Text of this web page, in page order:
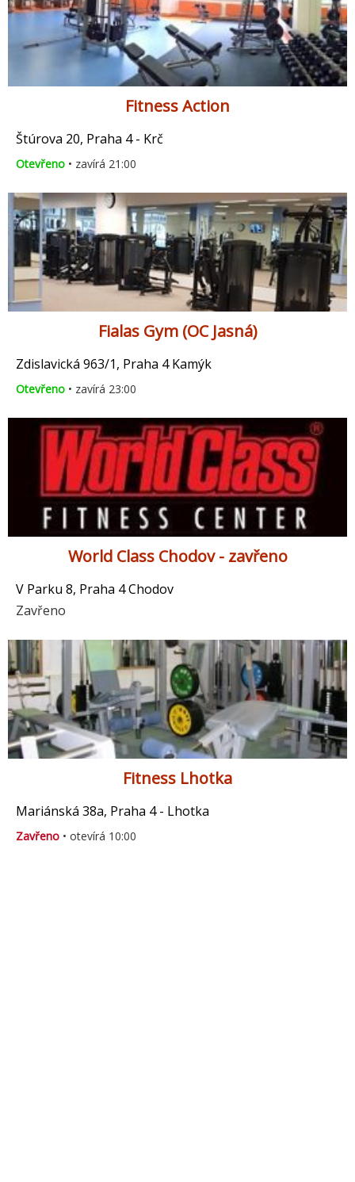
Fitness Action
Štúrova 20, Praha 4 - Krč
Otevřeno • zavírá 21:00
Fialas Gym (OC Jasná)
Zdislavická 963/1, Praha 4 Kamýk
Otevřeno • zavírá 23:00
World Class Chodov - zavřeno
V Parku 8, Praha 4 Chodov
Zavřeno
Fitness Lhotka
Mariánská 38a, Praha 4 - Lhotka
Zavřeno • otevírá 10:00